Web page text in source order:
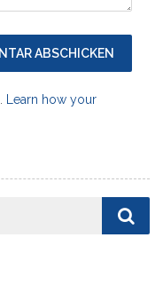
Learn how your